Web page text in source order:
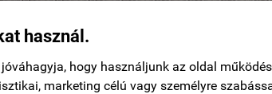
használ.
hogy használjunk az oldal
marketing célú vagy személyre